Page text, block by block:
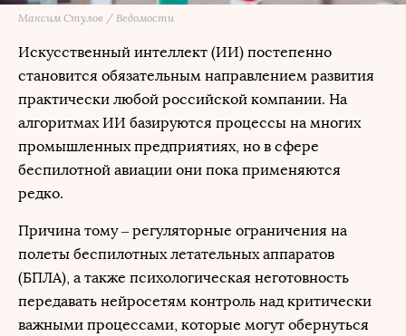
Максим Стулов / Ведомости
Искусственный интеллект (ИИ) постепенно
становится обязательным направлением развития
практически любой российской компании. На
алгоритмах ИИ базируются процессы на многих
промышленных предприятиях, но в сфере
беспилотной авиации они пока применяются
редко.
Причина тому – регуляторные ограничения на
полеты беспилотных летательных аппаратов
(БПЛА), а также психологическая неготовность
передавать нейросетям контроль над критически
важными процессами, которые могут обернуться